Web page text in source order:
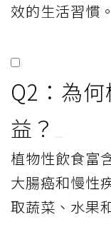
效的生活習慣。
Q2：為
益？
植物性飲食富
大腸癌和慢性
取蔬菜、水果